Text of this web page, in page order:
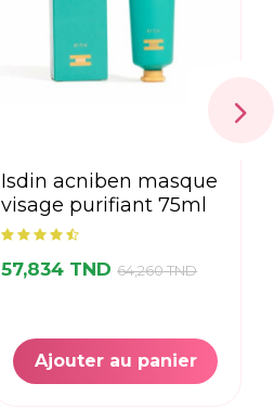
isdin acniben masque
visage purifiant 75ml
57,834 TND64,260 TND
Ajouter au panier